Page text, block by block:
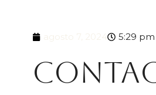
5:29 pm